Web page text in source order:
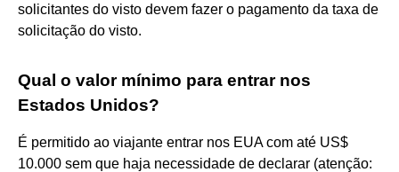
solicitantes do visto devem fazer o pagamento da taxa de
solicitação do visto.
Qual o valor mínimo para entrar nos
Estados Unidos?
É permitido ao viajante entrar nos EUA com até US$
10.000 sem que haja necessidade de declarar (atenção: